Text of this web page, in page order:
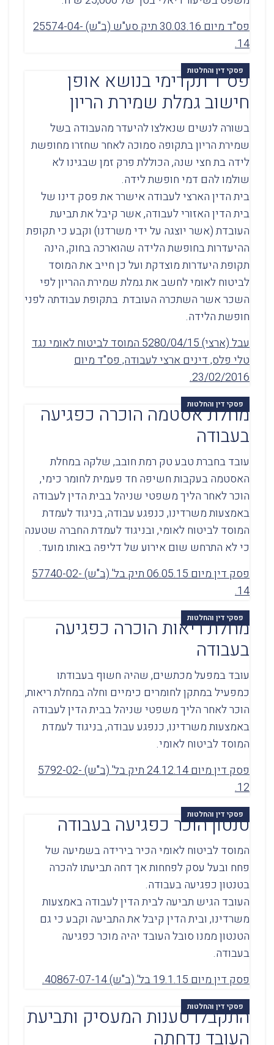
פס"ד מיום 30.03.16 תיק סע"ש (ב"ש) 25574-04-
14.
פסקי דין והחלטות
פס"ד תקדימי בנושא אופן
חישוב גמלת שמירת הריון
בשורה לנשים שנאלצו להיעדר מהעבודה בשל
שמירת הריון בתקופה סמוכה לאחר שחזרו מחופשת
לידה בת חצי שנה, הכוללת פרק זמן שבגינו לא
שולמו להם דמי חופשת לידה.
בית הדין הארצי לעבודה אישרר את פסק דינו של
בית הדין האזורי לעבודה, אשר קיבל את תביעת
העובדת (אשר יוצגה על ידי משרדנו) וקבע כי תקופת
ההיעדרות בחופשת הלידה שהוארכה בחוק, הינה
תקופת היעדרות מוצדקת ועל כן חייב את המוסד
לביטוח לאומי לחשב את גמלת שמירת ההריון לפי
השכר אשר השתכרה העובדת בתקופת עבודתה לפני
חופשת הלידה.
עבל (ארצי) 5280/04/15 המוסד לביטוח לאומי נגד
טלי פלס, דינים ארצי לעבודה, פס"ד מיום
23/02/2016.
פסקי דין והחלטות
מחלת אסטמה הוכרה כפגיעה
בעבודה
עובד בחברת טבע טק רמת חובב, שלקה במחלת
האסטמה בעקבות חשיפה חד פעמית לחומר כימי,
הוכר לאחר הליך משפטי שניהל בבית הדין לעבודה
באמצעות משרדינו, כנפגע עבודה, בניגוד לעמדת
המוסד לביטוח לאומי, ובניגוד לעמדת החברה שטענה
כי לא התרחש שום אירוע של דליפה באותו מועד.
פסק דין מיום 06.05.15 תיק בל' (ב"ש) 57740-02-
14.
פסקי דין והחלטות
מחלת ריאות הוכרה כפגיעה
בעבודה
עובד במפעל מכתשים, שהיה חשוף בעבודתו
כמפעיל במתקן לחומרים כימיים וחלה במחלת ריאות,
הוכר לאחר הליך משפטי שניהל בבית הדין לעבודה
באמצעות משרדינו, כנפגע עבודה, בניגוד לעמדת
המוסד לביטוח לאומי.
פסק דין מיום 24.12.14 תיק בל' (ב"ש) 5792-02-
12.
פסקי דין והחלטות
טנטון הוכר כפגיעה בעבודה
המוסד לביטוח לאומי הכיר בירידה בשמיעה של
פחח ובעל עסק לפחחות אך דחה תביעתו להכרה
בטנטון כפגיעה בעבודה.
העובד הגיש תביעה לבית הדין לעבודה באמצעות
משרדינו, ובית הדין קיבל את התביעה וקבע כי גם
הטנטון ממנו סובל העובד יהיה מוכר כפגיעה
בעבודה.
פסק דין מיום 19.1.15 בל' (ב"ש) 40867-07-14.
פסקי דין והחלטות
התקבלו טענות המעסיק ותביעת
העובד נדחתה